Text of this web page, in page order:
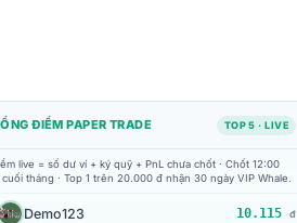
ĐIỂM PAPER TRADE TOP 5 · LIVE
live = số dư ví + ký quỹ + PnL chưa chốt · Chốt 12:00
tháng · Top 1 trên 20.000 đ nhận 30 ngày VIP Whale.
Demo123 10.115 đ